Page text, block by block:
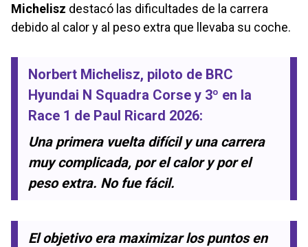
Michelisz destacó las dificultades de la carrera
debido al calor y al peso extra que llevaba su coche.
Norbert Michelisz, piloto de BRC
Hyundai N Squadra Corse y 3º en la
Race 1 de Paul Ricard 2026:
Una primera vuelta difícil y una carrera
muy complicada, por el calor y por el
peso extra. No fue fácil.
El objetivo era maximizar los puntos en